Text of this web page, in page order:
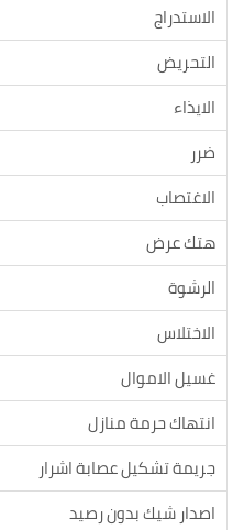
الاستدراج
التحريض
الايذاء
ضرر
الاغتصاب
هتك عرض
الرشوة
الاختلاس
غسيل الاموال
انتهاك حرمة منازل
جريمة تشكيل عصابة اشرار
اصدار شيك بدون رصيد